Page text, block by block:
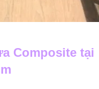
Composite tại